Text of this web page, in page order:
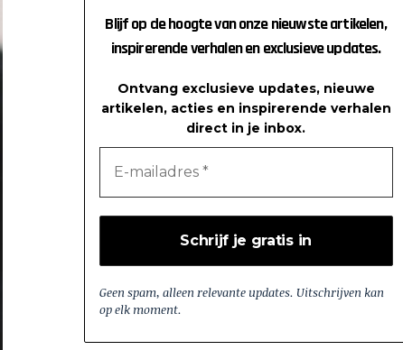
Blijf op de hoogte van onze nieuwste artikelen,
inspirerende verhalen en exclusieve updates.
Ontvang exclusieve updates, nieuwe
artikelen, acties en inspirerende verhalen
direct in je inbox.
Geen spam, alleen relevante updates. Uitschrijven kan
op elk moment.